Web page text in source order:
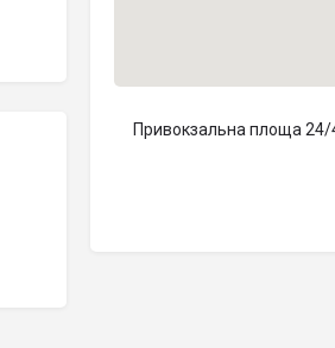
Привокзальна площа 24/